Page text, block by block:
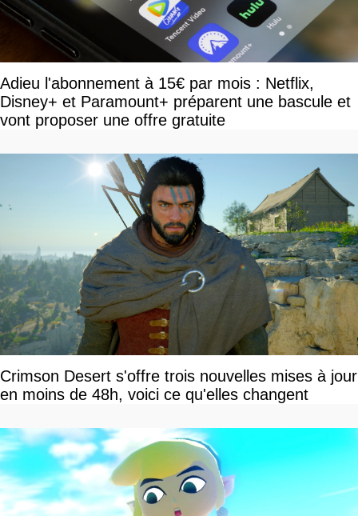
Adieu l'abonnement à 15€ par mois : Netflix,
Disney+ et Paramount+ préparent une bascule et
vont proposer une offre gratuite
Crimson Desert s'offre trois nouvelles mises à jour
en moins de 48h, voici ce qu'elles changent